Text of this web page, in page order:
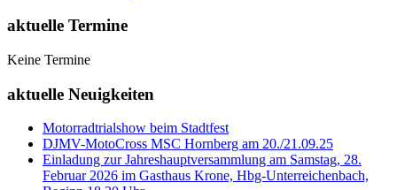
aktuelle Termine
Keine Termine
aktuelle Neuigkeiten
Motorradtrialshow beim Stadtfest
DJMV-MotoCross MSC Hornberg am 20./21.09.25
Einladung zur Jahreshauptversammlung am Samstag, 28.
Februar 2026 im Gasthaus Krone, Hbg-Unterreichenbach,